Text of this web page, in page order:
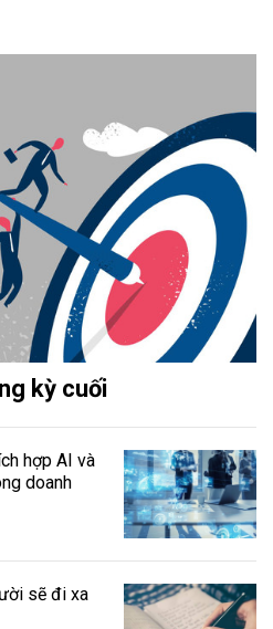
kỳ cuối
hợp AI và
doanh
sẽ đi xa